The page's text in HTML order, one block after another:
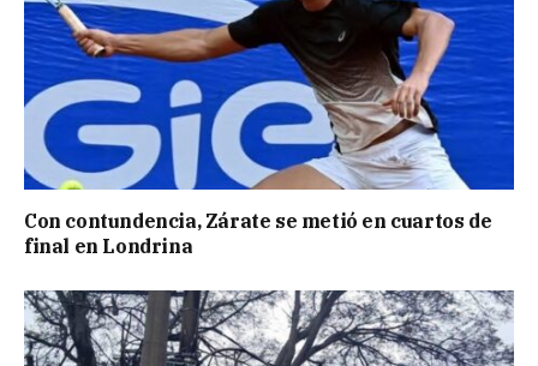
Con contundencia, Zárate se metió en cuartos de
final en Londrina